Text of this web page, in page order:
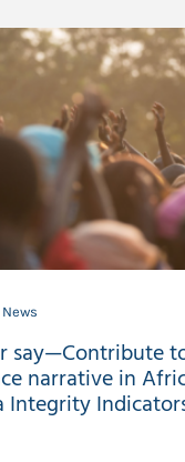
News
say—Contribute
narrative in
Integrity